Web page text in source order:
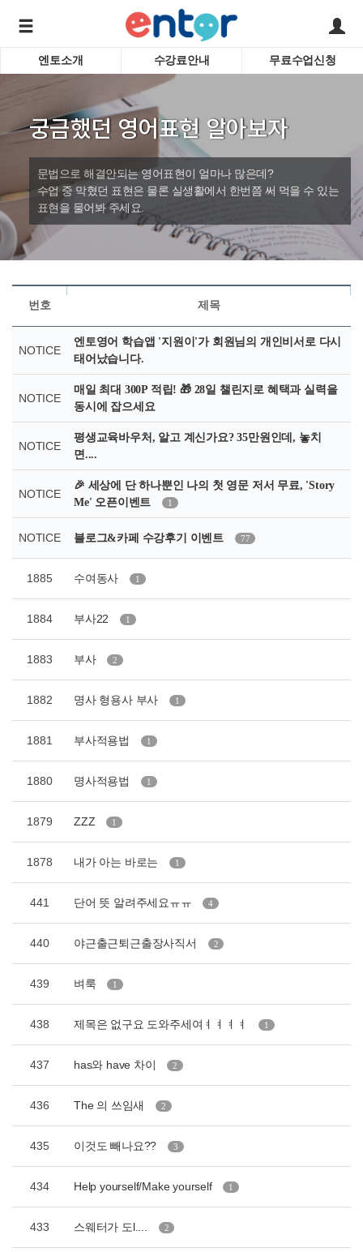
학습도우미 G1
바로가기
서비스안내
강사소개
회사소개
어린이
영자신
수업
엔토소개 수강료안내 무료수업신청
궁금했던 영어표현 알아보자
문법으로 해결안되는 영어표현이 얼마나 많은데?
수업 중 막혔던 표현은 물론 실생활에서 한번쯤 써 먹을 수 있는
표현을 물어봐 주세요.
번호 제목
NOTICE
엔토영어 학습앱 '지원이'가 회원님의 개인비서로 다시
태어났습니다.
NOTICE
매일 최대 300P 적립! 🎁 28일 챌린지로 혜택과 실력을
동시에 잡으세요
NOTICE
평생교육바우처, 알고 계신가요? 35만원인데, 놓치
면....
NOTICE
🎉 세상에 단 하나뿐인 나의 첫 영문 저서 무료, 'Story
Me' 오픈이벤트
1
NOTICE 블로그&카페 수강후기 이벤트 77
1885 수여동사 1
1884 부사22 1
1883 부사 2
1882 명사 형용사 부사 1
1881 부사적용법 1
1880 명사적용법 1
1879 ZZZ 1
1878 내가 아는 바로는 1
441 단어 뜻 알려주세요ㅠㅠ 4
440 야근출근퇴근출장사직서 2
439 벼룩 1
438 제목은 없구요 도와주세여ㅕㅕㅕㅕ 1
437 has와 have 차이 2
436 The 의 쓰임새 2
435 이것도 빼나요?? 3
434 Help yourself/Make yourself 1
433 스웨터가 도l.... 2